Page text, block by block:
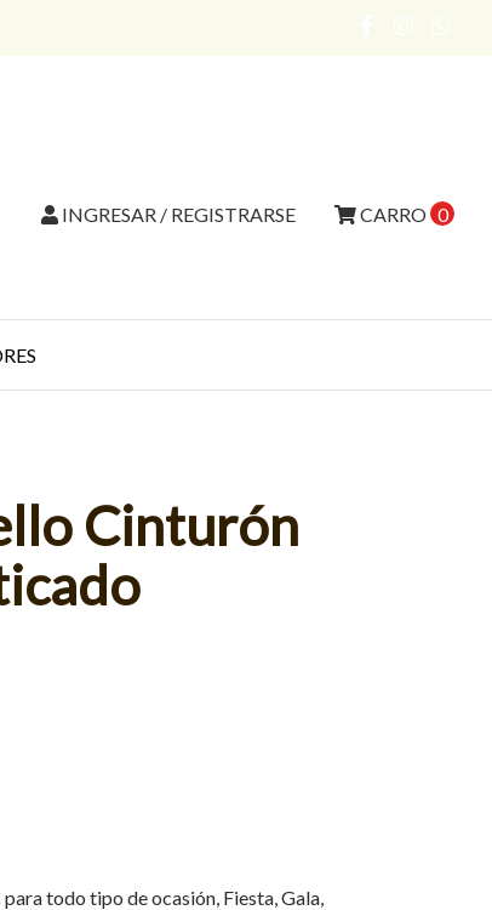
CARRO 0
INGRESAR / REGISTRARSE
Cinturón
todo tipo de ocasión, Fiesta, Gala,